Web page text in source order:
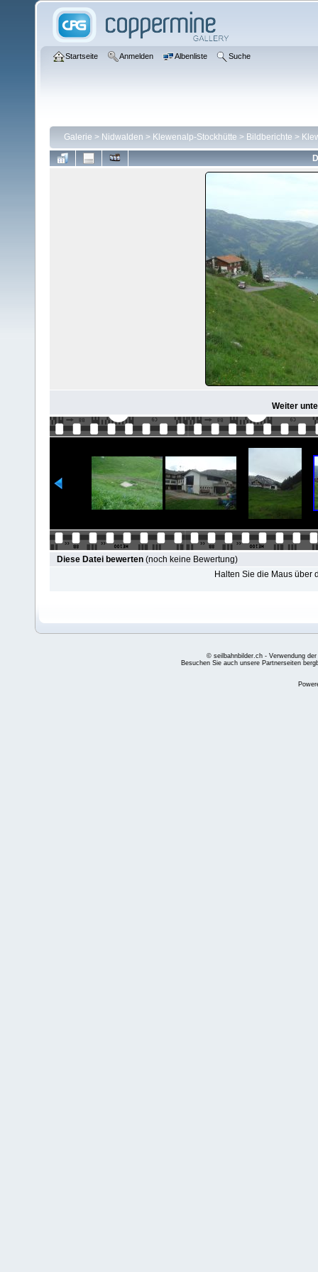
Startseite Anmelden Albenliste Suche
Galerie > Nidwalden > Klewenalp-Stockhütte > Bildberichte >
Weiter
Diese Datei bewerten (noch keine Bewertung)
Halten Sie die Maus über
© seilbahnbilder.ch - Verwendung
Besuchen Sie auch unsere Partnerseiten